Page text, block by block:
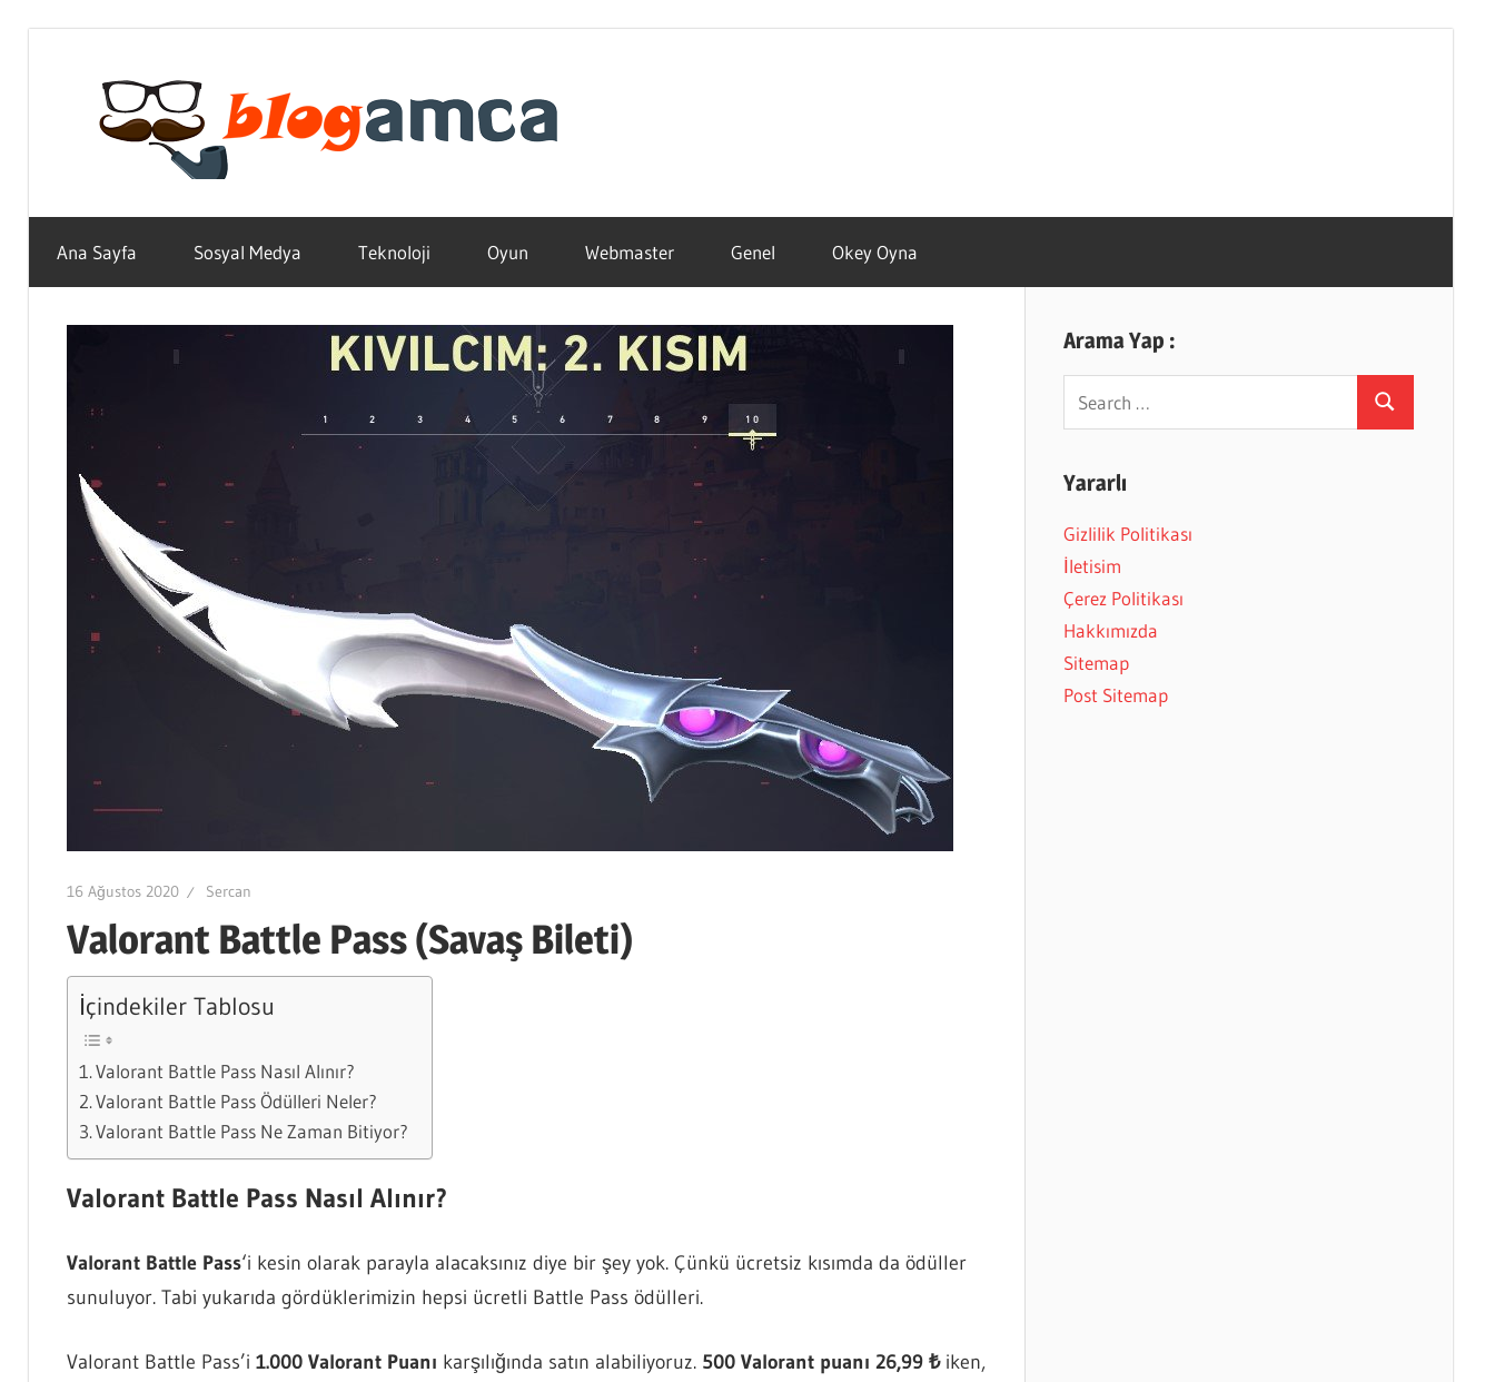
Haber,
Bilgi
–
Ana Sayfa Sosyal Medya Teknoloji Oyun Webmaster Genel Okey Oyna
16 Ağustos 2020 Sercan
Valorant Battle Pass (Savaş Bileti)
İçindekiler Tablosu
Valorant Battle Pass Nasıl Alınır?
Valorant Battle Pass Ödülleri Neler?
Valorant Battle Pass Ne Zaman Bitiyor?
Valorant Battle Pass Nasıl Alınır?
Valorant Battle Pass‘i kesin olarak parayla alacaksınız diye bir şey yok. Çünkü ücretsiz kısımda da ödüller
sunuluyor. Tabi yukarıda gördüklerimizin hepsi ücretli Battle Pass ödülleri.
Valorant Battle Pass’i 1.000 Valorant Puanı karşılığında satın alabiliyoruz. 500 Valorant puanı 26,99 ₺iken,
Arama Yap :
Search
Yararlı
Gizlilik Politikası
İletisim
Çerez Politikası
Hakkımızda
Sitemap
Post Sitemap